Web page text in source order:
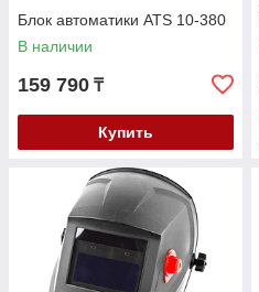
Блок автоматики ATS 10-380
В наличии
159 790 ₸
Купить